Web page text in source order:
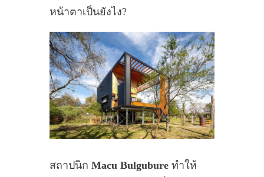
หน้าตาเป็นยังไง?
สถาปนิก Macu Bulgubure ทำให้